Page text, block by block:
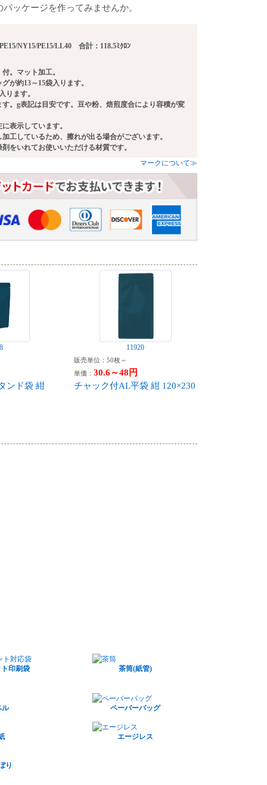
ッケージを作ってみませんか。
NY15/PE15/LL40 合計：118.5ﾐｸﾛﾝ
。マット加工。
が約13～15袋入ります。
ります。
す。g表記は目安です。豆や粉、焙煎度合により容積が変
表示しています。
工しているため、擦れが出る場合がございます。
をいれてお使いいただける材質です。
マークについて≫
ンド袋 紺
11920
販売単位：50枚～
単価： 30.6～48円
チャック付AL平袋 紺 120×230
印刷袋 茶筒(紙管)
ル ペーバーバッグ
エージレス
り